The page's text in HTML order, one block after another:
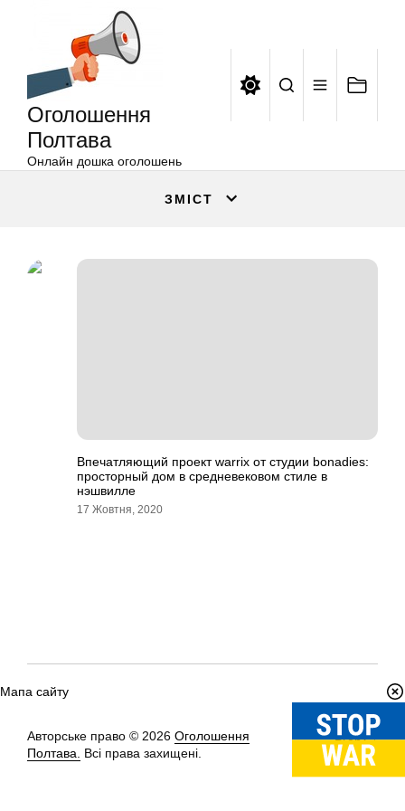
Оголошення
Полтава
Онлайн дошка оголошень
ЗМІСТ
Впечатляющий проект warrix от студии bonadies:
просторный дом в средневековом стиле в
нэшвилле
17 Жовтня, 2020
Мапа сайту
Авторське право © 2026 Оголошення
Полтава.
Всі права захищені.
Вгору